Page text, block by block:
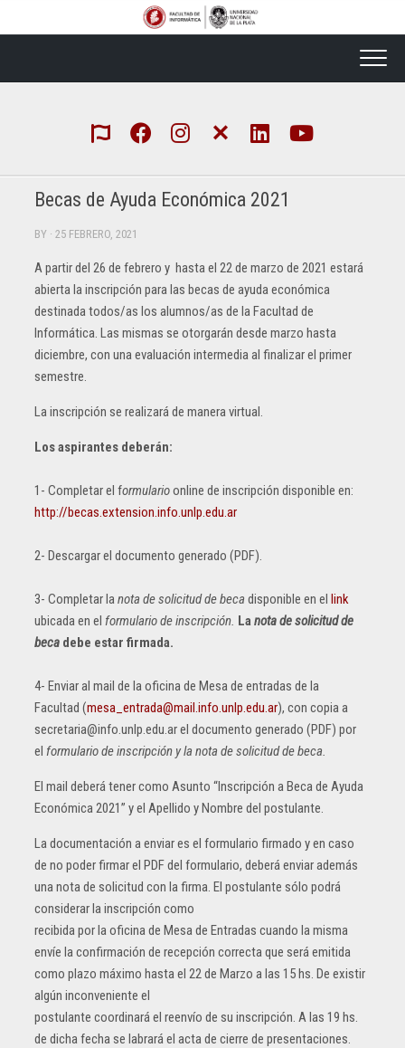
Becas de Ayuda Económica 2021
BY · 25 FEBRERO, 2021
A partir del 26 de febrero y hasta el 22 de marzo de 2021 estará
abierta la inscripción para las becas de ayuda económica
destinada todos/as los alumnos/as de la Facultad de
Informática. Las mismas se otorgarán desde marzo hasta
diciembre, con una evaluación intermedia al finalizar el primer
semestre.
La inscripción se realizará de manera virtual.
Los aspirantes deberán:
1- Completar el formularioonline de inscripción disponible en:
http://becas.extension.info.unlp.edu.ar
2- Descargar el documento generado (PDF).
3- Completar lanota de solicitud de beca disponible en el link
ubicada en el formulario de inscripción. Lanota de solicitud de
beca debe estar firmada.
4- Enviar al mail de la oficina de Mesa de entradas de la
Facultad (mesa_entrada@mail.info.unlp.edu.ar), con copia a
secretaria@info.unlp.edu.ar el documento generado (PDF) por
el formulario de inscripción y la nota de solicitud de beca.
El mail deberá tener como Asunto “Inscripción a Beca de Ayuda
Económica 2021” y el Apellido y Nombre del postulante.
La documentación a enviar es el formulario firmado y en caso
de no poder firmar el PDF del formulario, deberá enviar además
una nota de solicitud con la firma. El postulante sólo podrá
considerar la inscripción como
recibida por la oficina de Mesa de Entradas cuando la misma
envíe la confirmación de recepción correcta que será emitida
como plazo máximo hasta el 22 de Marzo a las 15 hs. De existir
algún inconveniente el
postulante coordinará el reenvío de su inscripción. A las 19 hs.
de dicha fecha se labrará el acta de cierre de presentaciones.